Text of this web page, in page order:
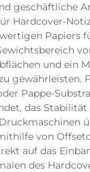
geschäftliche
Hardcover-
Papiers
und ein
gewährleisten.
Pappe-
das
von
auf das
des